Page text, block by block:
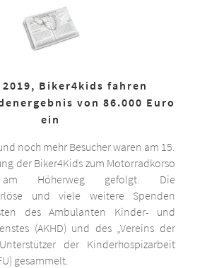
Biker4kids fahren
von 86.000 Euro
ein
noch mehr Besucher waren am 15.
der Biker4Kids zum Motorradkorso
Höherweg gefolgt. Die
und viele weitere Spenden
des Ambulanten Kinder- und
(AKHD) und des „Vereins der
der Kinderhospizarbeit
gesammelt.